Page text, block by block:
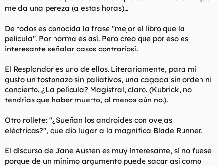
me da una pereza (a estas horas)...
De todos es conocida la frase "mejor el libro que la
película". Por norma es así. Pero creo que por eso es
interesante señalar casos contrariosí.
El Resplandor es uno de ellos. Literariamente, para mi
gusto un tostonazo sin paliativos, una cagada sin orden ni
concierto. ¿La película? Magistral, claro. (Kubrick, no
tendrías que haber muerto, al menos aún no.).
Otro rollete: "¿Sueñan los androides con ovejas
eléctricas?", que dio lugar a la magnífica Blade Runner.
El discurso de Jane Austen es muy interesante, si no fuese
porque de un mínimo argumento puede sacar así como